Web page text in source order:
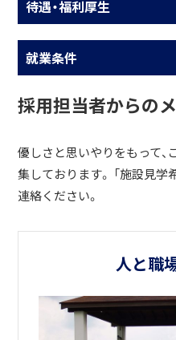
待遇・福利厚生
就業条件
採用担当者からの
優しさと思いやりをもって
集しております。 「施設見学
連絡ください。
人と職